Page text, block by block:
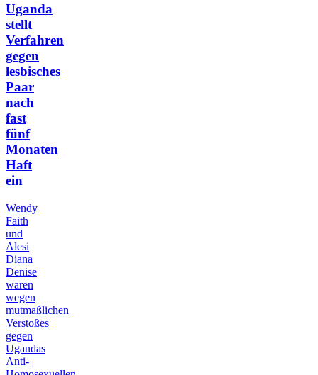
Uganda
stellt
Verfahren
gegen
lesbisches
Paar
nach
fast
fünf
Monaten
Haft
ein
Wendy
Faith
und
Alesi
Diana
Denise
waren
wegen
mutmaßlichen
Verstoßes
gegen
Ugandas
Anti-